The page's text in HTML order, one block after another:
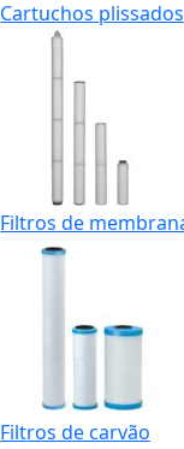
Cartuchos plissados
Filtros de
Filtros de carvão